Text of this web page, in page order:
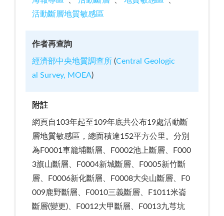
活動斷層地質敏感區
作者再查詢
經濟部中央地質調查所(Central Geologic
al Survey, MOEA)
附註
網頁自103年起至109年底共公布19處活動斷
層地質敏感區，總面積達152平方公里。分別
為F0001車籠埔斷層、F0002池上斷層、F000
3旗山斷層、F0004新城斷層、F0005新竹斷
層、F0006新化斷層、F0008大尖山斷層、F0
009鹿野斷層、F0010三義斷層、F1011米崙
斷層(變更)、F0012大甲斷層、F0013九芎坑